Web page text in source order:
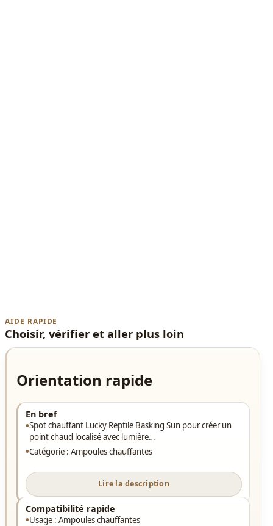
AIDE RAPIDE
Choisir, vérifier et aller plus loin
Orientation rapide
En bref
Spot chauffant Lucky Reptile Basking Sun pour créer un
point chaud localisé avec lumière…
Catégorie : Ampoules chauffantes
Lire la description
Compatibilité rapide
Usage : Ampoules chauffantes